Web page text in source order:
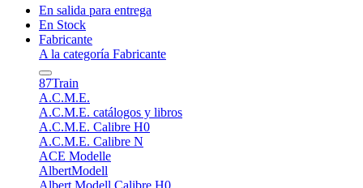
En salida para entrega
En Stock
Fabricante
A la categoría Fabricante
87Train
A.C.M.E.
A.C.M.E. catálogos y libros
A.C.M.E. Calibre H0
A.C.M.E. Calibre N
ACE Modelle
AlbertModell
Albert Modell Calibre H0